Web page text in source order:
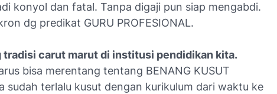
konyol dan fatal. Tanpa digaji pun siap mengabdi.
dg predikat GURU PROFESIONAL.
tradisi carut marut di institusi pendidikan kita.
bisa merentang tentang BENANG KUSUT
sudah terlalu kusut dengan kurikulum dari waktu ke